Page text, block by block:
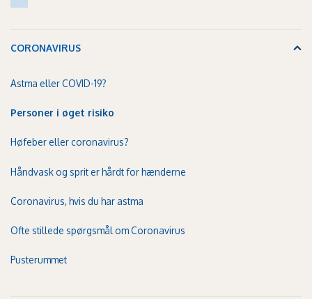
CORONAVIRUS
Astma eller COVID-19?
Personer i øget risiko
Høfeber eller coronavirus?
Håndvask og sprit er hårdt for hænderne
Coronavirus, hvis du har astma
Ofte stillede spørgsmål om Coronavirus
Pusterummet